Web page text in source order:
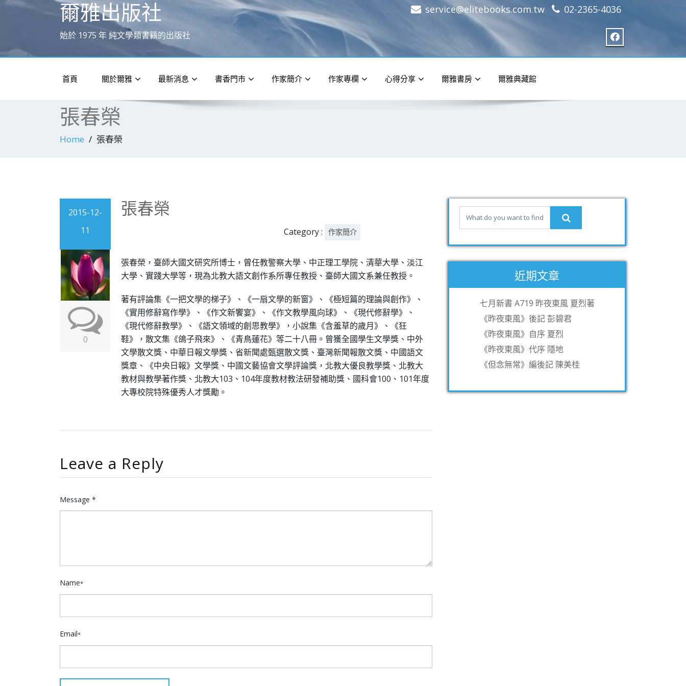
爾雅出版社
始於 1975 年 純文學類書籍的出版社
service@elitebooks.com.tw 02-2365-4036
首頁 關於爾雅 最新消息 書香門市 作家簡介 作家專欄 心得分享 爾雅書房 爾雅典藏館
張春榮
Home 張春榮
2015-12-
11
0
張春榮
Category : 作家簡介
張春榮，臺師大國文研究所博士，曾任教警察大學、中正理工學院、清華大學、淡江
大學、實踐大學等，現為北教大語文創作系所專任教授、臺師大國文系兼任教授。
著有評論集《一把文學的梯子》、《一扇文學的新窗》、《極短篇的理論與創作》、
《實用修辭寫作學》、《作文新饗宴》、《作文教學風向球》、《現代修辭學》、
《現代修辭教學》、《語文領域的創思教學》，小說集《含羞草的歲月》、《狂
鞋》，散文集《鴿子飛來》、《青鳥蓮花》等二十八冊。曾獲全國學生文學獎、中外
文學散文獎、中華日報文學獎、省新聞處甄選散文獎、臺灣新聞報散文獎、中國語文
獎章、《中央日報》文學獎、中國文藝協會文學評論獎，北教大優良教學獎、北教大
教材與教學著作獎、北教大103、104年度教材教法研發補助獎、國科會100、101年度
大專校院特殊優秀人才獎勵。
Leave a Reply
Message *
Name*
Email*
近期文章
七月新書 A719 昨夜東風 夏烈著
《昨夜東風》後記 彭碧君
《昨夜東風》自序 夏烈
《昨夜東風》代序 隱地
《但念無常》編後記 陳美桂